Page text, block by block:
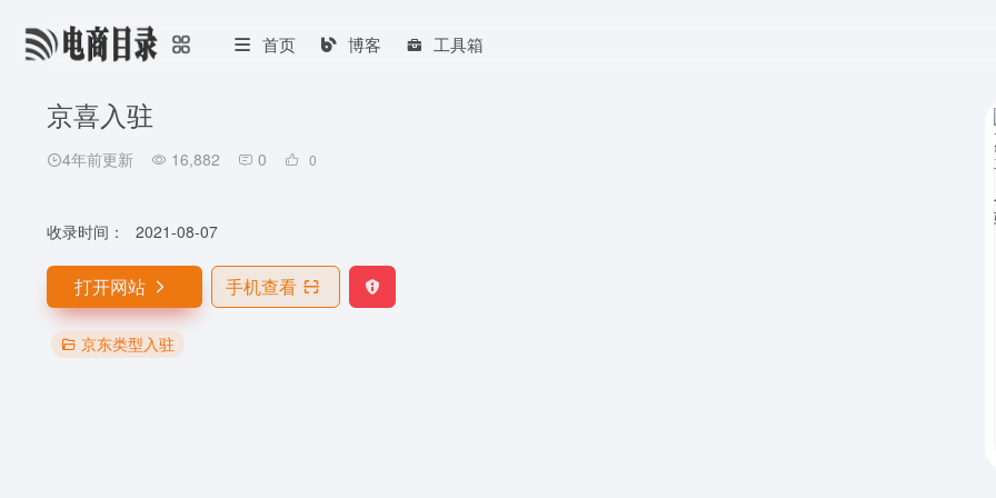
首页 博客 工具箱
京喜入驻
4年前更新 16,882 0 0
收录时间： 2021-08-07
打开网站 手机查看
京东类型入驻